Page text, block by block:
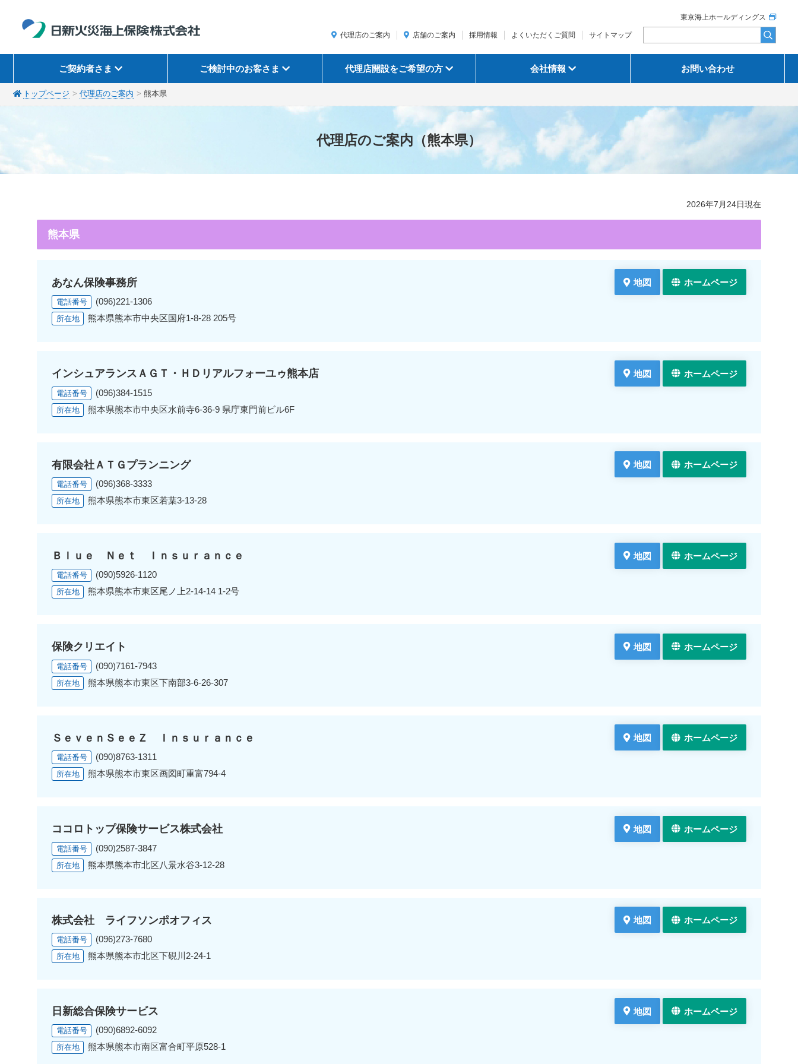
東京海上ホールディングス
代理店のご案内 店舗のご案内 採用情報 よくいただくご質問 サイトマップ
ご契約者さま ご検討中のお客さま 代理店開設をご希望の方 会社情報 お問い合わせ
トップページ 代理店のご案内 熊本県
代理店のご案内（熊本県）
2026年7月24日現在
熊本県
あなん保険事務所
電話番号 (096)221-1306
所在地 熊本県熊本市中央区国府1-8-28 205号
地図 ホームページ
インシュアランスＡＧＴ・ＨＤリアルフォーユゥ熊本店
電話番号 (096)384-1515
所在地 熊本県熊本市中央区水前寺6-36-9 県庁東門前ビル6F
地図 ホームページ
有限会社ＡＴＧプランニング
電話番号 (096)368-3333
所在地 熊本県熊本市東区若葉3-13-28
地図 ホームページ
Ｂｌｕｅ Ｎｅｔ Ｉｎｓｕｒａｎｃｅ
電話番号 (090)5926-1120
所在地 熊本県熊本市東区尾ノ上2-14-14 1-2号
地図 ホームページ
保険クリエイト
電話番号 (090)7161-7943
所在地 熊本県熊本市東区下南部3-6-26-307
地図 ホームページ
ＳｅｖｅｎＳｅｅＺ Ｉｎｓｕｒａｎｃｅ
電話番号 (090)8763-1311
所在地 熊本県熊本市東区画図町重富794-4
地図 ホームページ
ココロトップ保険サービス株式会社
電話番号 (090)2587-3847
所在地 熊本県熊本市北区八景水谷3-12-28
地図 ホームページ
株式会社 ライフソンポオフィス
電話番号 (096)273-7680
所在地 熊本県熊本市北区下硯川2-24-1
地図 ホームページ
日新総合保険サービス
電話番号 (090)6892-6092
所在地 熊本県熊本市南区富合町平原528-1
地図 ホームページ